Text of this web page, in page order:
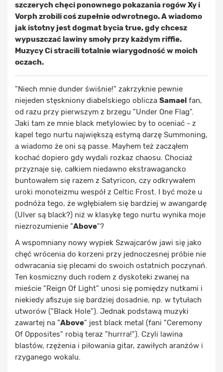
szczerych chęci ponownego pokazania rogów Xy i
Vorph zrobili coś zupełnie odwrotnego. A wiadomo
jak istotny jest dogmat bycia true, gdy chcesz
wypuszczać lawiny smoły przy każdym riffie.
Muzycy Ci stracili totalnie wiarygodność w moich
oczach.
"Niech mnie dunder świśnie!" zakrzyknie pewnie
niejeden stęskniony diabelskiego oblicza Samael fan,
od razu przy pierwszym z brzegu "Under One Flag".
Jaki tam ze mnie black metylowiec by to oceniać - z
kapel tego nurtu największą estymą darzę Summoning,
a wiadomo że oni są passe. Mayhem też zacząłem
kochać dopiero gdy wydali rozkaz chaosu. Chociaż
przyznaje się, całkiem niedawno ekstrawagancko
buntowałem się razem z Satyricon, czy odkrywałem
uroki monoteizmu wespół z Celtic Frost. I być może u
podnóża tego, że wgłębiałem się bardziej w awangardę
(Ulver są black?) niż w klasykę tego nurtu wynika moje
niezrozumienie "Above"?
A wspomniany nowy wypiek Szwajcarów jawi się jako
chęć wrócenia do korzeni przy jednoczesnej próbie nie
odwracania się plecami do swoich ostatnich poczynań.
Ten kosmiczny duch rodem z dyskoteki zwanej na
mieście "Reign Of Light" unosi się pomiędzy nutkami i
niekiedy afiszuje się bardziej dosadnie, np. w tytułach
utworów ("Black Hole"). Jednak podstawą muzyki
zawartej na "Above" jest black metal (fani "Ceremony
Of Opposites" robią teraz "hurrra!"). Czyli lawina
blastów, rzężenia i piłowania gitar, zawiłych aranżów i
rzyganego wokalu.